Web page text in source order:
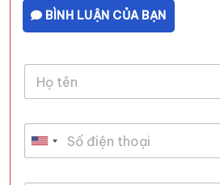
BÌNH LUẬN CỦA BẠN